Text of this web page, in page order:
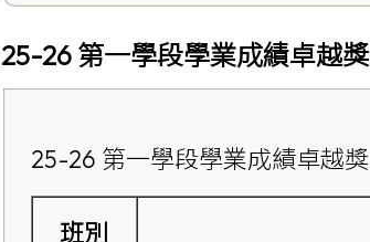
25-26 第一學段學業成績卓越獎
25-26 第一學段學業成績卓越獎
班別